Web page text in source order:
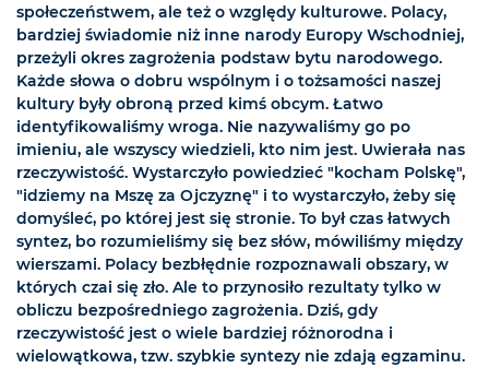
społeczeństwem, ale też o względy kulturowe. Polacy,
bardziej świadomie niż inne narody Europy Wschodniej,
przeżyli okres zagrożenia podstaw bytu narodowego.
Każde słowa o dobru wspólnym i o tożsamości naszej
kultury były obroną przed kimś obcym. Łatwo
identyfikowaliśmy wroga. Nie nazywaliśmy go po
imieniu, ale wszyscy wiedzieli, kto nim jest. Uwierała nas
rzeczywistość. Wystarczyło powiedzieć "kocham Polskę",
"idziemy na Mszę za Ojczyznę" i to wystarczyło, żeby się
domyśleć, po której jest się stronie. To był czas łatwych
syntez, bo rozumieliśmy się bez słów, mówiliśmy między
wierszami. Polacy bezbłędnie rozpoznawali obszary, w
których czai się zło. Ale to przynosiło rezultaty tylko w
obliczu bezpośredniego zagrożenia. Dziś, gdy
rzeczywistość jest o wiele bardziej różnorodna i
wielowątkowa, tzw. szybkie syntezy nie zdają egzaminu.